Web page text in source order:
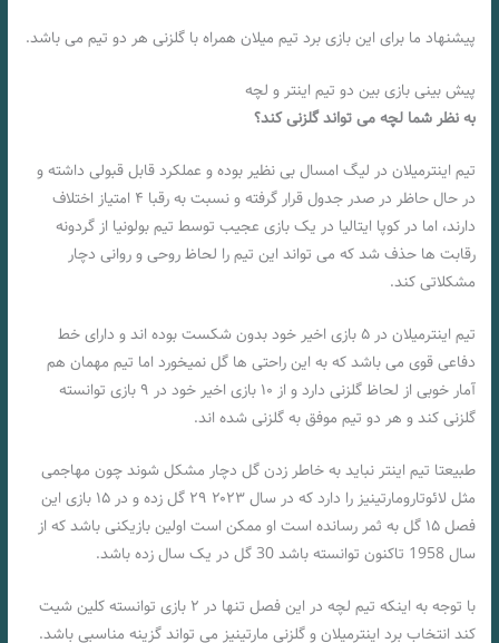
پیشنهاد ما برای این بازی برد تیم میلان همراه با گلزنی هر دو تیم می باشد.
پیش بینی بازی بین دو تیم اینتر و لچه
به نظر شما لچه می تواند گلزنی کند؟
تیم اینترمیلان در لیگ امسال بی نظیر بوده و عملکرد قابل قبولی داشته و
در حال حاظر در صدر جدول قرار گرفته و نسبت به رقبا ۴ امتیاز اختلاف
دارند، اما در کوپا ایتالیا در یک بازی عجیب توسط تیم بولونیا از گردونه
رقابت ها حذف شد که می تواند این تیم را لحاظ روحی و روانی دچار
مشکلاتی کند.
تیم اینترمیلان در ۵ بازی اخیر خود بدون شکست بوده اند و دارای خط
دفاعی قوی می باشد که به این راحتی ها گل نمیخورد اما تیم مهمان هم
آمار خوبی از لحاظ گلزنی دارد و از ۱۰ بازی اخیر خود در ۹ بازی توانسته
گلزنی کند و هر دو تیم موفق به گلزنی شده اند.
طبیعتا تیم اینتر نباید به خاطر زدن گل دچار مشکل شوند چون مهاجمی
مثل لائوتارومارتینیز را دارد که در سال ۲۰۲۳ ۲۹ گل زده و در ۱۵ بازی این
فصل ۱۵ گل به ثمر رسانده است او ممکن است اولین بازیکنی باشد که از
سال 1958 تاکنون توانسته باشد 30 گل در یک سال زده باشد.
با توجه به اینکه تیم لچه در این فصل تنها در ۲ بازی توانسته کلین شیت
کند انتخاب برد اینترمیلان و گلزنی مارتینیز می تواند گزینه مناسبی باشد.